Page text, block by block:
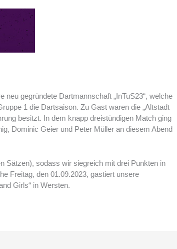
gegründete Dartmannschaft „InTuS23“, welche
1 die Dartsaison. Zu Gast waren die „Altstadt
besitzt. In dem knapp dreistündigen Match ging
Dominic Geier und Peter Müller an diesem Abend
Sätzen), sodass wir siegreich mit drei Punkten in
Freitag, den 01.09.2023, gastiert unsere
Girls“ in Wersten.